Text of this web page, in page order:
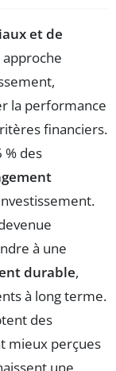
et de
la performance
financiers.
% des
à une
durable,
à long terme.
des
mieux perçues